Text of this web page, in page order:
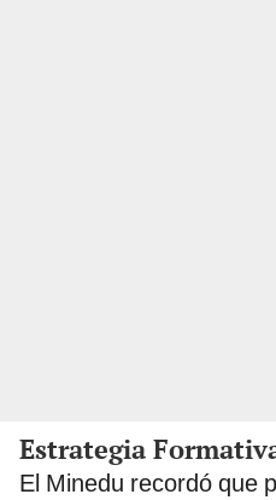
Estrategia
El Minedu recordó que